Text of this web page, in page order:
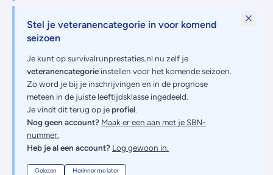
Stel je veteranencategorie in voor komend
seizoen
Je kunt op survivalrunprestaties.nl nu zelf je
veteranencategorie instellen voor het komende seizoen.
Zo word je bij je inschrijvingen en in de prognose
meteen in de juiste leeftijdsklasse ingedeeld.
Je vindt dit terug op je profiel.
Nog geen account? Maak er een aan met je SBN-
nummer.
Heb je al een account? Log gewoon in.
Gelezen Herinner me later